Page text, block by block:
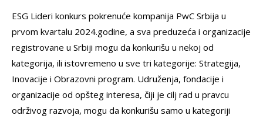
ESG Lideri konkurs pokrenuće kompanija PwC Srbija u
prvom kvartalu 2024.godine, a sva preduzeća i organizacije
registrovane u Srbiji mogu da konkurišu u nekoj od
kategorija, ili istovremeno u sve tri kategorije: Strategija,
Inovacije i Obrazovni program. Udruženja, fondacije i
organizacije od opšteg interesa, čiji je cilj rad u pravcu
održivog razvoja, mogu da konkurišu samo u kategoriji